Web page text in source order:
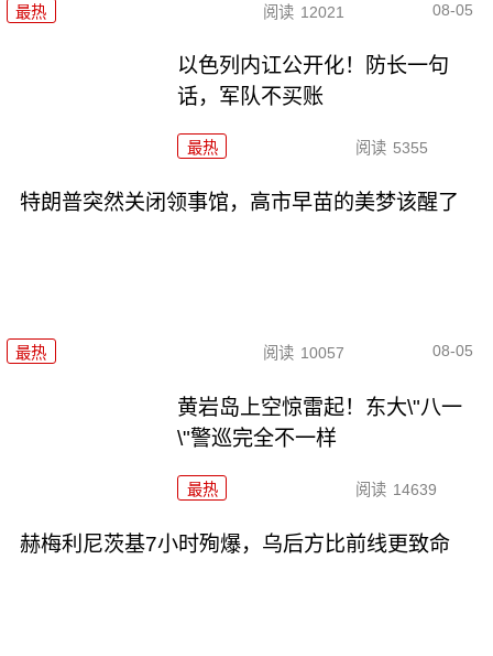
最热 阅读 12021 08-05
以色列内讧公开化！防长一句
话，军队不买账
最热 阅读 5355
特朗普突然关闭领事馆，高市早苗的美梦该醒了
最热 阅读 10057 08-05
黄岩岛上空惊雷起！东大\"八一
\"警巡完全不一样
最热 阅读 14639
赫梅利尼茨基7小时殉爆，乌后方比前线更致命